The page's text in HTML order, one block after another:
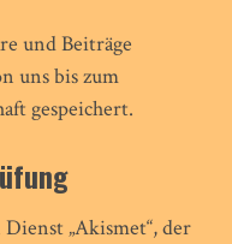
und Beiträge
uns bis zum
gespeichert.
„Akismet“, der